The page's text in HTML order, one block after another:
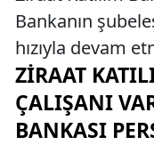
Bankanın
hızıyla devam
ZIRAAT
ÇALIŞANI
BANKASI